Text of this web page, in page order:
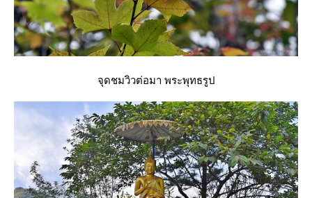
จุดชมวิวต่อมา พระพุทธรูป